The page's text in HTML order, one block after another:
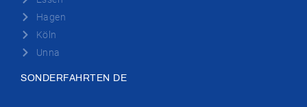
Hagen
Köln
Unna
SONDERFAHRTEN DE